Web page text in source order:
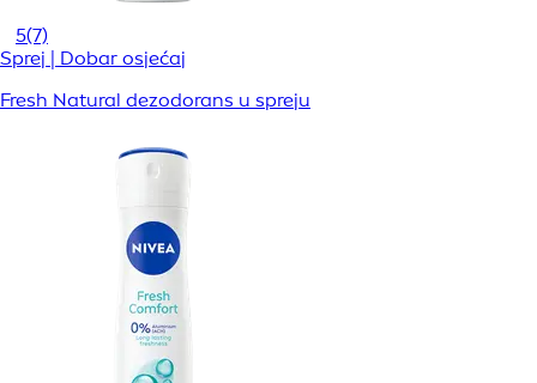
5(7)
Sprej | Dobar osjećaj
Fresh Natural dezodorans u spreju